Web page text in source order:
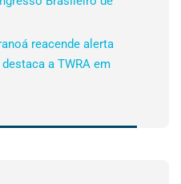
reacende alerta
a TWRA em